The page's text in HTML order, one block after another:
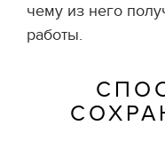
чему из него
работы.